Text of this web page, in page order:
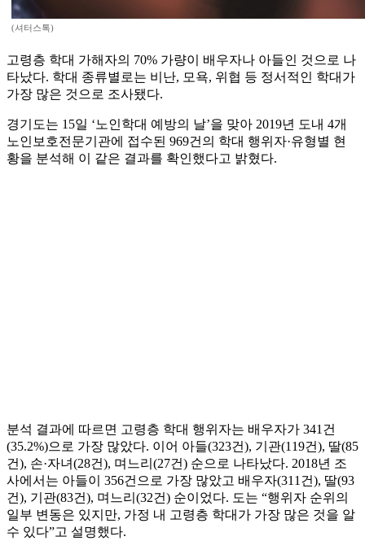
(셔터스톡)
고령층 학대 가해자의 70% 가량이 배우자나 아들인 것으로 나
타났다. 학대 종류별로는 비난, 모욕, 위협 등 정서적인 학대가
가장 많은 것으로 조사됐다.
경기도는 15일 ‘노인학대 예방의 날’을 맞아 2019년 도내 4개
노인보호전문기관에 접수된 969건의 학대 행위자·유형별 현
황을 분석해 이 같은 결과를 확인했다고 밝혔다.
분석 결과에 따르면 고령층 학대 행위자는 배우자가 341건
(35.2%)으로 가장 많았다. 이어 아들(323건), 기관(119건), 딸(85
건), 손·자녀(28건), 며느리(27건) 순으로 나타났다. 2018년 조
사에서는 아들이 356건으로 가장 많았고 배우자(311건), 딸(93
건), 기관(83건), 며느리(32건) 순이었다. 도는 “행위자 순위의
일부 변동은 있지만, 가정 내 고령층 학대가 가장 많은 것을 알
수 있다”고 설명했다.